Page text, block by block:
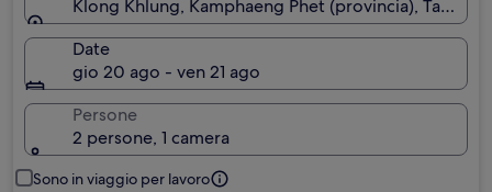
Klong Khlung, Kamphaeng Phet (provincia), Tailandia
Date
gio 20 ago - ven 21 ago
Persone
2 persone, 1 camera
Sono in viaggio per lavoro